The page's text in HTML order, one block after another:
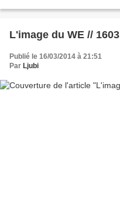
L'image du WE // 1603
Publié le 16/03/2014 à 21:51
Par Ljubi